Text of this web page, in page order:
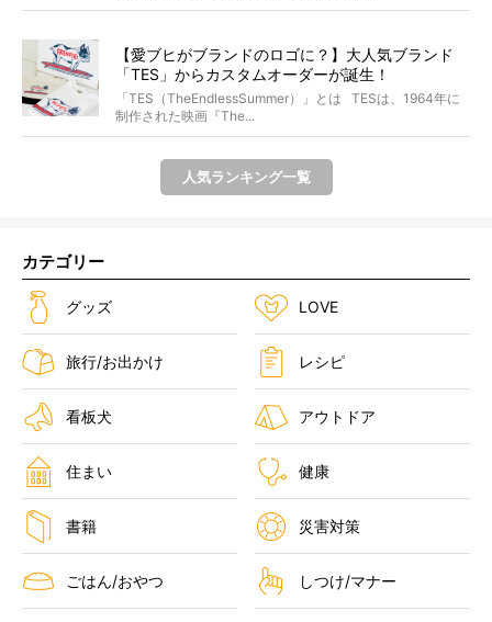
【愛ブヒがブランドのロゴに？】大人気ブランド
「TES」からカスタムオーダーが誕生！
「TES（TheEndlessSummer）」とは TESは、1964年に
制作された映画『The...
人気ランキング一覧
カテゴリー
グッズ LOVE
旅行/お出かけ レシピ
看板犬 アウトドア
住まい 健康
書籍 災害対策
ごはん/おやつ しつけ/マナー